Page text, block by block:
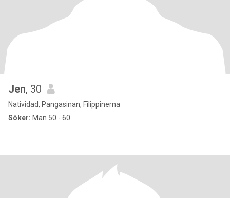
Jen, 30
Natividad, Pangasinan, Filippinerna
Söker: Man 50 - 60